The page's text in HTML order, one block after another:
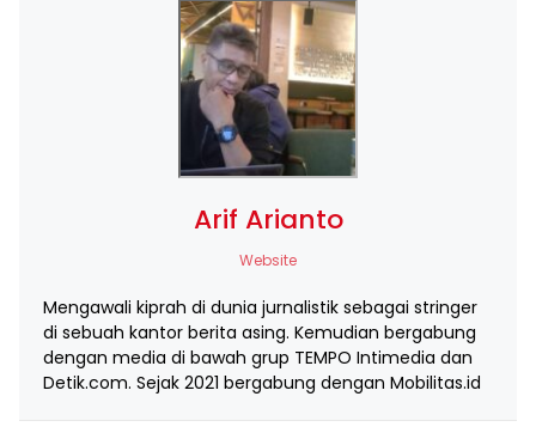
Arif Arianto
Website
Mengawali kiprah di dunia jurnalistik sebagai stringer
di sebuah kantor berita asing. Kemudian bergabung
dengan media di bawah grup TEMPO Intimedia dan
Detik.com. Sejak 2021 bergabung dengan Mobilitas.id